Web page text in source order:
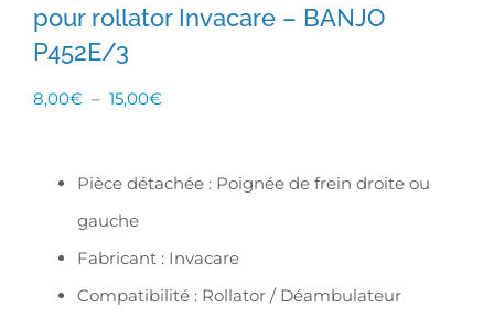
pour rollator Invacare – BANJO
P452E/3
8,00€ – 15,00€Plage
prix :
15,00€
Pièce détachée : Poignée de frein droite ou
gauche
Fabricant : Invacare
Compatibilité : Rollator / Déambulateur